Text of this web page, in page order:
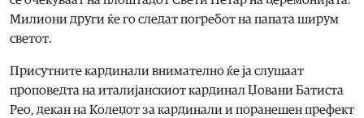
Милиони други ќе го следат погребот на папата ширум
светот.
Присутните кардинали внимателно ќе ја слушаат
проповедта на италијанскиот кардинал Џовани Батиста
Рео, декан на Колеџот за кардинали и поранешен префект